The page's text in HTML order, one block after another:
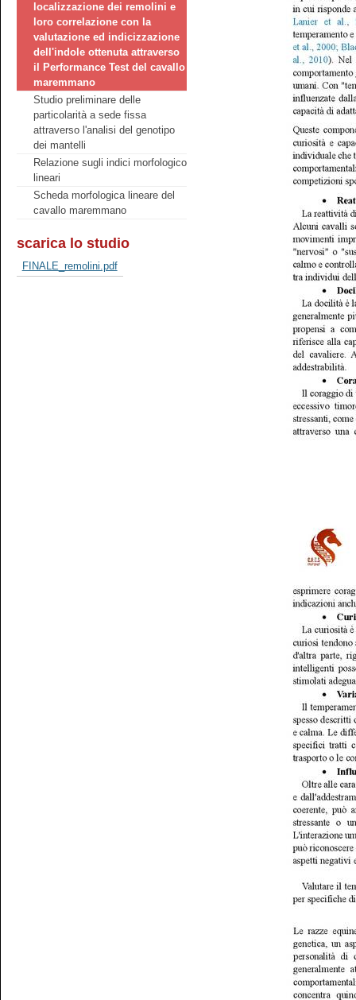
localizzazione dei remolini e
loro correlazione con la
valutazione ed indicizzazione
dell'indole ottenuta attraverso
il Performance Test del cavallo
maremmano
Studio preliminare delle
particolarità a sede fissa
attraverso l'analisi del genotipo
dei mantelli
Relazione sugli indici morfologico
lineari
Scheda morfologica lineare del
cavallo maremmano
scarica lo studio
FINALE_remolini.pdf